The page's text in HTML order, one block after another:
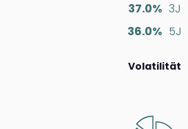
37.0% 3J
36.0% 5J
Volatilität